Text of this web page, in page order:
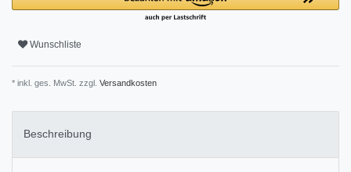
Wunschliste
* inkl. ges. MwSt. zzgl. Versandkosten
Beschreibung